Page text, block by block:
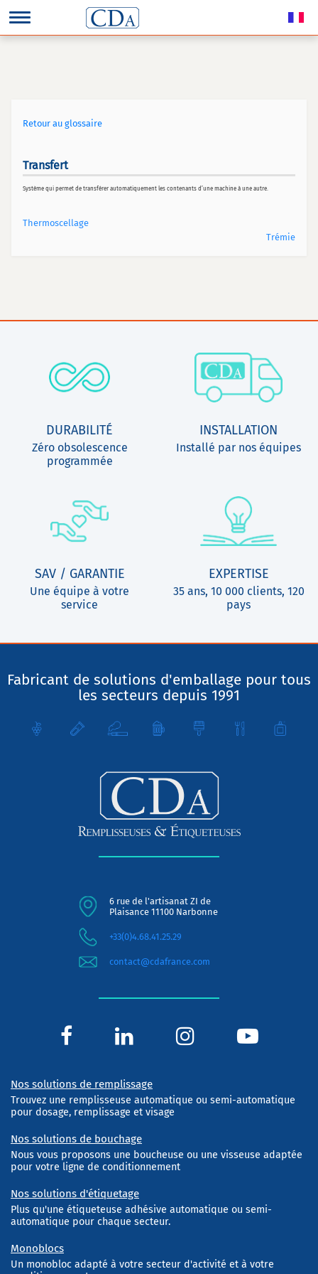
Retour au glossaire
Transfert
Système qui permet de transférer automatiquement les contenants d’une machine à une autre.
Thermoscellage
Trémie
DURABILITÉ
Zéro obsolescence
programmée
INSTALLATION
Installé par nos équipes
SAV / GARANTIE
Une équipe à votre
service
EXPERTISE
35 ans, 10 000 clients, 120
pays
Fabricant de solutions d'emballage pour tous
les secteurs depuis 1991
6 rue de l'artisanat ZI de
Plaisance 11100 Narbonne
+33(0)4.68.41.25.29
contact@cdafrance.com
Nos solutions de remplissage
Trouvez une remplisseuse automatique ou semi-automatique
pour dosage, remplissage et visage
Nos solutions de bouchage
Nous vous proposons une boucheuse ou une visseuse adaptée
pour votre ligne de conditionnement
Nos solutions d'étiquetage
Plus qu'une étiqueteuse adhésive automatique ou semi-
automatique pour chaque secteur.
Monoblocs
Un monobloc adapté à votre secteur d'activité et à votre